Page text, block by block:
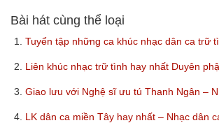
Bài hát cùng thể loại
1. Tuyển tập những ca khúc nhạc dân ca trữ
2. Liên khúc nhạc trữ tình hay nhất Duyên
3. Giao lưu với Nghệ sĩ ưu tú Thanh Ngân –
4. LK dân ca miền Tây hay nhất – Nhạc dân